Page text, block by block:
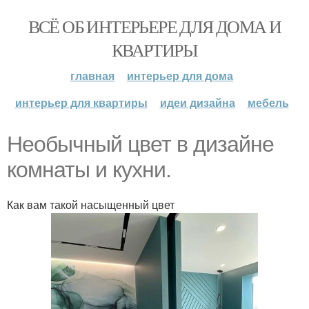
ВСЁ ОБ ИНТЕРЬЕРЕ ДЛЯ ДОМА И
КВАРТИРЫ
главная
интерьер для дома
интерьер для квартиры
идеи дизайна мебель
Необычный цвет в дизайне
комнаты и кухни.
Как вам такой насыщенный цвет